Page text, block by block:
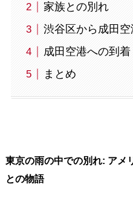
家族との別れ
渋谷区から成田
成田空港への到着
まとめ
東京の雨の中での別れ: アメ
との物語